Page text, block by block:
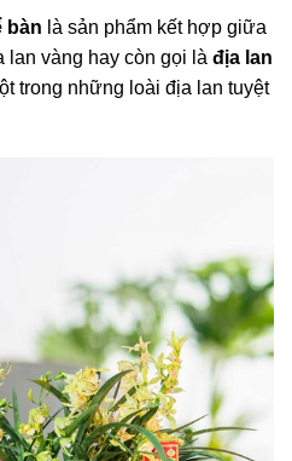
bàn là sản phẩm kết hợp giữa
lan vàng hay còn gọi là địa lan
trong những loài địa lan tuyệt